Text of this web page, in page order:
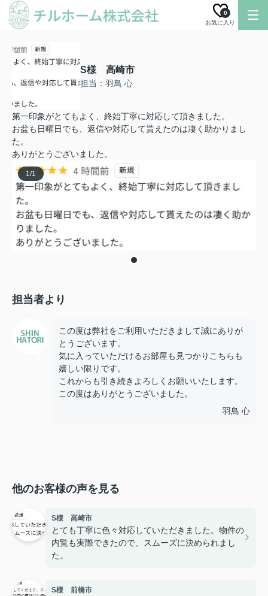
お気に入り
0
S様 高崎市
担当：羽鳥 心
第一印象がとてもよく、終始丁寧に対応して頂きました。
お盆も日曜日でも、返信や対応して貰えたのは凄く助かりまし
た。
ありがとうございました。
1/1
担当者より
この度は弊社をご利用いただきまして誠にありが
とうございます。
気に入っていただけるお部屋も見つかりこちらも
嬉しい限りです。
これからも引き続きよろしくお願いいたします。
この度はありがとうございました。
羽鳥 心
他のお客様の声を見る
S様 高崎市
とても丁寧に色々対応していただきました。物件の
内覧も実際できたので、スムーズに決められまし
た。
S様 前橋市